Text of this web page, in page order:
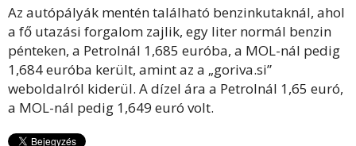
Az autópályák mentén található benzinkutaknál, ahol
a fő utazási forgalom zajlik, egy liter normál benzin
pénteken, a Petrolnál 1,685 euróba, a MOL-nál pedig
1,684 euróba került, amint az a „goriva.si”
weboldalról kiderül. A dízel ára a Petrolnál 1,65 euró,
a MOL-nál pedig 1,649 euró volt.